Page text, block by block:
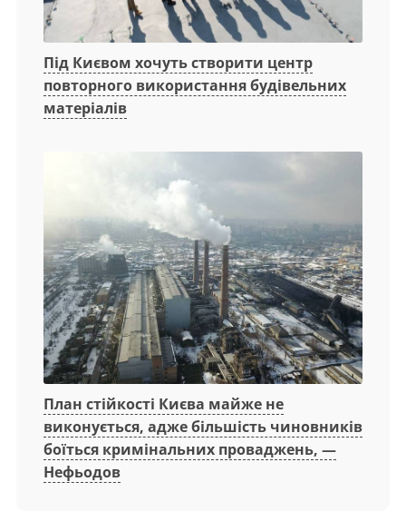
Під Києвом хочуть створити центр
повторного використання будівельних
матеріалів
План стійкості Києва майже не
виконується, адже більшість чиновників
боїться кримінальних проваджень, —
Нефьодов